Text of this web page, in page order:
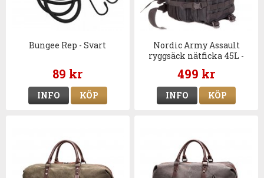
Bungee Rep - Svart
89 kr
INFO KÖP
Nordic Army Assault
ryggsäck nätficka 45L -
Svart
499 kr
INFO KÖP